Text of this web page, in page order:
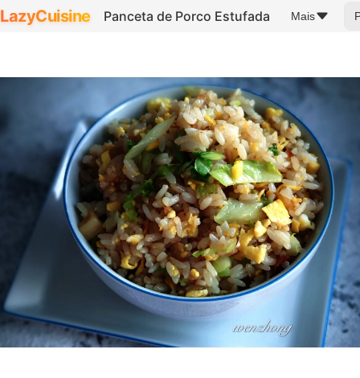
LazyCuisine Panceta de Porco Estufada Mais